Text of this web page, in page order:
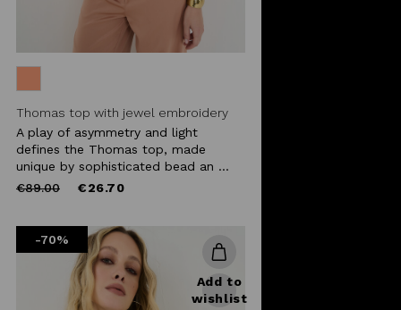
Thomas top with jewel embroidery
A play of asymmetry and light
defines the Thomas top, made
unique by sophisticated bead an ...
Price
€89.00to €26.70
-70%
Add to
wishlist